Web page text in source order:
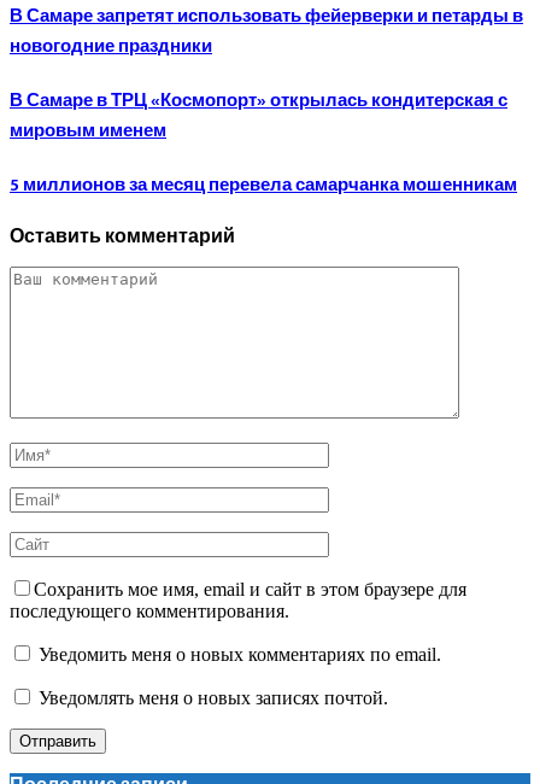
В Самаре запретят использовать фейерверки и петарды в
новогодние праздники
В Самаре в ТРЦ «Космопорт» открылась кондитерская с
мировым именем
5 миллионов за месяц перевела самарчанка мошенникам
Оставить комментарий
Сохранить мое имя, email и сайт в этом браузере для
последующего комментирования.
Уведомить меня о новых комментариях по email.
Уведомлять меня о новых записях почтой.